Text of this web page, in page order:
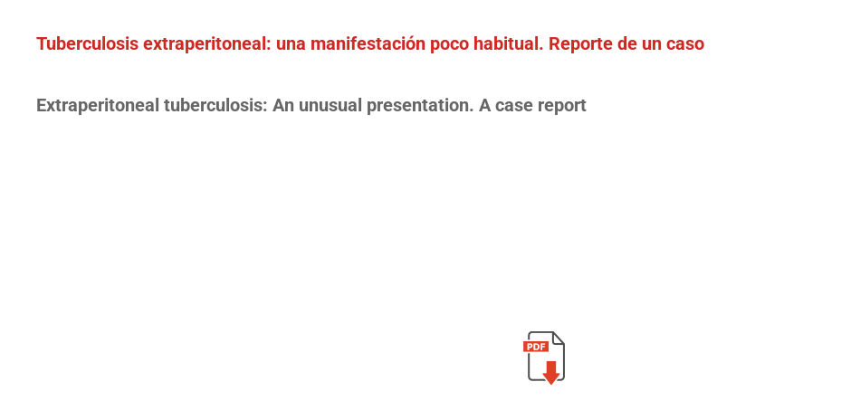
Tuberculosis extraperitoneal: una manifestación poco habitual. Reporte de un caso
Extraperitoneal tuberculosis: An unusual presentation. A case report